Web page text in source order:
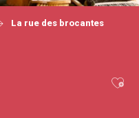
La rue des brocantes